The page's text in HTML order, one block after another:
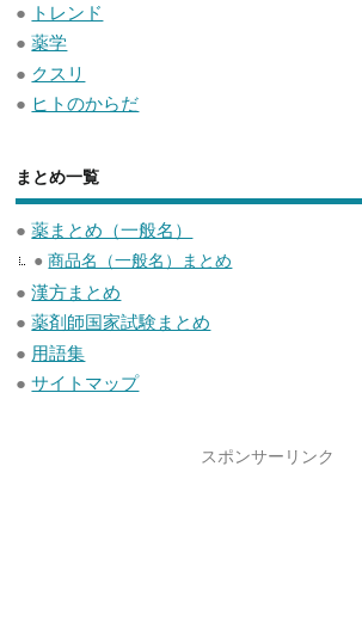
● トレンド
●薬学
● クスリ
● ヒトのからだ
まとめ一覧
●薬まとめ（一般名）
●商品名（一般名）まとめ
●漢方まとめ
●薬剤師国家試験まとめ
● 用語集
●サイトマップ
スポンサーリンク